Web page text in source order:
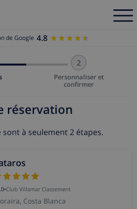
de Google 4.8 ★★★★★
★★★★★
2
Personnaliser et
confirmer
réservation
sont à seulement 2 étapes.
•Club Villamar Classement
Costa Blanca